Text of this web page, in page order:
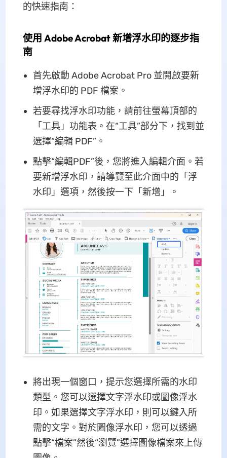
的快速指南：
使用 Adob​​e Acrobat 新增浮水印的逐步指
南
首先啟動 Adob​​e Acrobat Pro 並開啟要新
增浮水印的 PDF 檔案。
若要尋找浮水印功能，請前往螢幕頂部的
「工具」功能表。在“工具”部分下，找到並
選擇“編輯 PDF”。
點擊“編輯PDF”後，您將進入編輯介面。若
要新增浮水印，請導覽至此介面中的「浮
水印」選項，然後按一下「新增」。
將出現一個窗口，提示您選擇所需的水印
類型。您可以選擇文字浮水印或圖像浮水
印。如果選擇文字浮水印，則可以鍵入所
需的文字。對於圖像浮水印，您可以透過
點擊“檔案”然後“瀏覽”選擇圖像檔案來上傳